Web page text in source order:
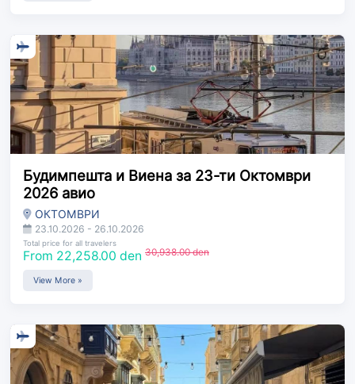
Будимпешта и Виена за 23-ти Октомври
2026 авио
ОКТОМВРИ
23.10.2026 - 26.10.2026
Total price for all travelers
From 22,258.00 den 30,938.00 den
View More »